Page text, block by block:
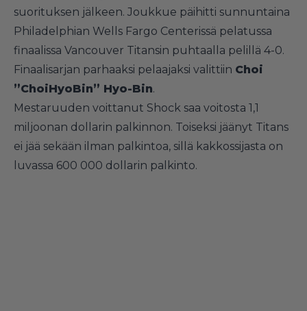
suorituksen jälkeen. Joukkue päihitti sunnuntaina
Philadelphian Wells Fargo Centerissä pelatussa
finaalissa Vancouver Titansin puhtaalla pelillä 4-0.
Finaalisarjan parhaaksi pelaajaksi valittiin Choi
”ChoiHyoBin” Hyo-Bin.
Mestaruuden voittanut Shock saa voitosta 1,1
miljoonan dollarin palkinnon. Toiseksi jäänyt Titans
ei jää sekään ilman palkintoa, sillä kakkossijasta on
luvassa 600 000 dollarin palkinto.